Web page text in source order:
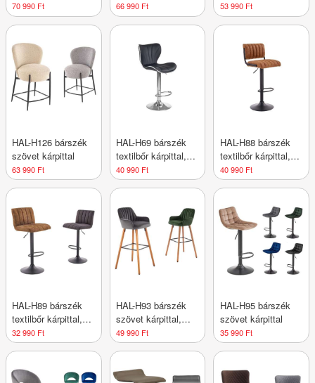
lábtartóval
70 990 Ft lábtartóval
66 990 Ft lábtartóval
53 990 Ft
HAL-H126 bárszék
szövet kárpittal
63 990 Ft
HAL-H69 bárszék
textilbőr kárpittal,
lábtartóval
40 990 Ft
HAL-H88 bárszék
textilbőr kárpittal,
lábtartóval
40 990 Ft
HAL-H89 bárszék
textilbőr kárpittal,
lábtartóval
32 990 Ft
HAL-H93 bárszék
szövet kárpittal,
lábtartóval
49 990 Ft
HAL-H95 bárszék
szövet kárpittal
35 990 Ft